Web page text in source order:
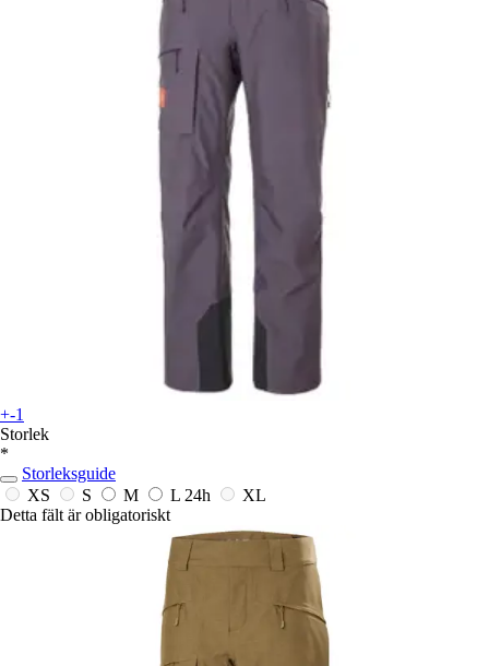
+-1
Storlek
*
Storleksguide
XS
S M L 24h
XL
Detta fält är obligatoriskt